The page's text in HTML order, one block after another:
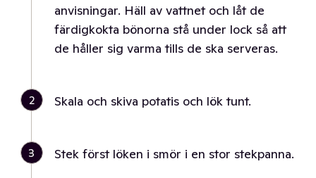
anvisningar. Häll av vattnet och låt de
färdigkokta bönorna stå under lock så att
de håller sig varma tills de ska serveras.
2 Skala och skiva potatis och lök tunt.
3 Stek först löken i smör i en stor stekpanna.